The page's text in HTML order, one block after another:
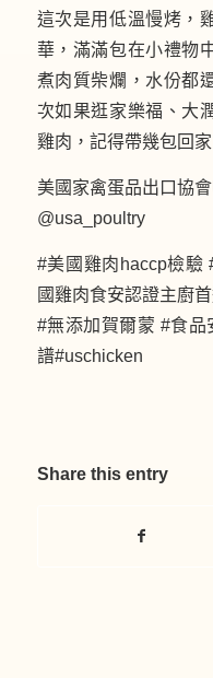
這次是用低溫慢烤，
華，滿滿包在小禮物
煮肉質柴爛，水份都
次如果逛家樂福、大
雞肉，記得帶幾包回
美國家禽蛋品出口協
@usa_poultry
#美國雞肉haccp檢驗
國雞肉食安認證主廚
#無添加賀爾蒙 #食品
譜#uschicken
Share this entry